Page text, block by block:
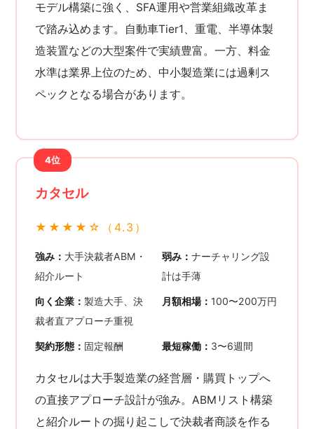
モデル構築に強く、SFA運用や営業組織改革ま
で踏み込めます。自動車Tier1、重電、半導体製
造装置などの大型案件で実績豊富。一方、料金
水準は業界上位のため、中小製造業には過剰ス
ペックとなる場合があります。
4位
カタセル
★★★★☆（4.3）
強み： 大手決裁者ABM・
紹介ルート
弱み： ナーチャリング設
計は手薄
向く企業：製造大手、決
裁者直アプローチ重視
月額相場： 100〜200万円
契約形態： 固定報酬 最短稼働： 3〜6週間
カタセルは大手製造業の経営層・購買トップへ
の直接アプローチ設計が強み。ABMリスト構築
と紹介ルートの掘り起こしで決裁者商談を作る